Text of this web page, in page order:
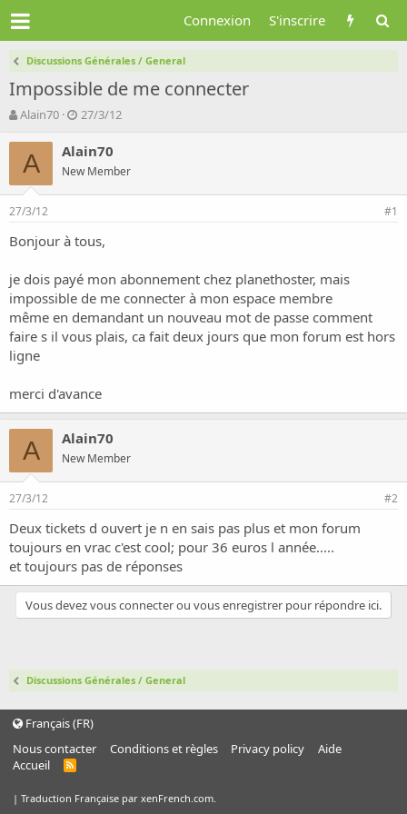
Connexion S'inscrire
Discussions Générales / General
Impossible de me connecter
A
t
e
r
d
l
d
i
s
c
u
s
i
Alain70
D
t
d
e
b
t
27/3/12
A Alain70
New Member
27/3/12 #1
Bonjour à tous,
je dois payé mon abonnement chez planethoster, mais
impossible de me connecter à mon espace membre
même en demandant un nouveau mot de passe comment
faire s il vous plais, ca fait deux jours que mon forum est hors
ligne
merci d'avance
A Alain70
New Member
27/3/12 #2
Deux tickets d ouvert je n en sais pas plus et mon forum
toujours en vrac c'est cool; pour 36 euros l année.....
et toujours pas de réponses
Vous devez vous connecter ou vous enregistrer pour répondre ici.
Discussions Générales / General
Français (FR)
Nous contacter
Conditions et règles Privacy policy
Aide
Accueil
R
| Traduction Française par xenFrench.com.